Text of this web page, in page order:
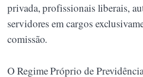
privada, profissionais liberais,
servidores em cargos
comissão.
O Regime Próprio de